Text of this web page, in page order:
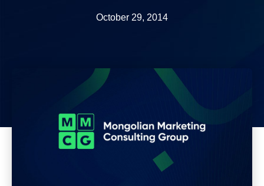
October 29, 2014